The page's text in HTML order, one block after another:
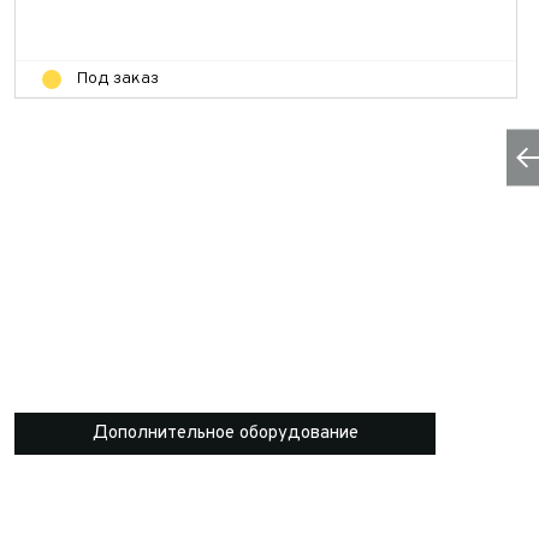
Под заказ
Дополнительное оборудование